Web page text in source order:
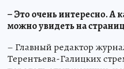
– Это очень интересно. А
можно увидеть на
– Главный редактор
Терентьева-Галицких